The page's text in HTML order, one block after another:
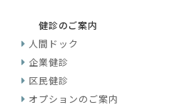
健診のご案内
人間ドック
企業健診
区民健診
オプションのご案内